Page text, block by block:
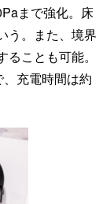
まで強化。床
う。また、境界
ことも可能。
充電時間は約